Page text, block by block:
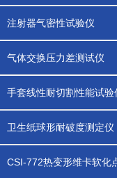
注射器气密性试验仪
气体交换压力差测试仪
手套线性耐切割性能试验
卫生纸球形耐破度测定仪
CSI-772热变形维卡软化